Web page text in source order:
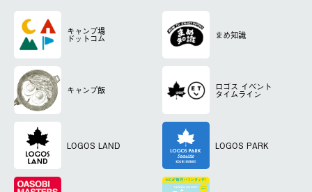
キャンプ場
ドットコム まめ知識
キャンプ飯 ロゴス イベント
タイムライン
LOGOS LAND LOGOS PARK